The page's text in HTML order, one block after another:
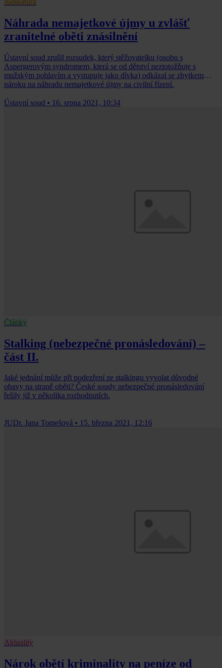
Náhrada nemajetkové újmy u zvlášť
zranitelné oběti znásilnění
Ústavní soud zrušil rozsudek, který stěžovatelku (osobu s
Aspergerovým syndromem, která se od dětství neztotožňuje s
mužským pohlavím a vystupuje jako dívka) odkázal se zbytkem
nároku na náhradu nemajetkové újmy na civilní řízení.
Ústavní soud • 16. srpna 2021, 10:34
Články
Stalking (nebezpečné pronásledování) –
část II.
Jaké jednání může při podezření ze stalkingu vyvolat důvodné
obavy na straně oběti? České soudy nebezpečné pronásledování
řešily již v několika rozhodnutích.
JUDr. Jana Tomešová • 15. března 2021, 12:16
Aktuality
Nárok obětí kriminality na peníze od